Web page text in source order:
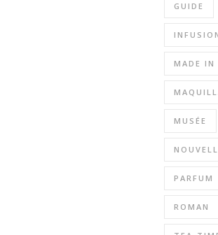
GUIDE
MADE IN
MUSÉE
PARFUM
ROMAN